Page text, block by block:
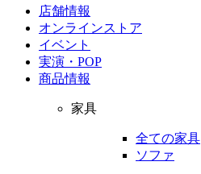
店舗情報
オンラインストア
イベント
実演・POP
商品情報
家具
全ての家具
ソファ